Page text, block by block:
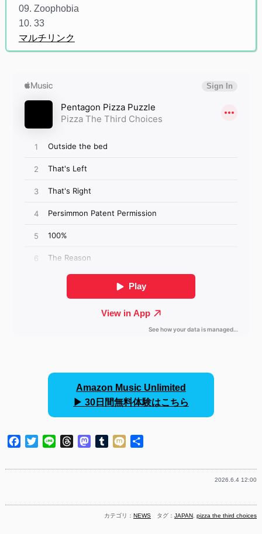
09. Zoophobia
10. 33
マルチリンク
Amazon Music Unlimited
▶︎ 30日間無料体験はこちら
Facebook
TwitterLine ThreadsMastodon
Tumblr
Mixi
2026.6.4 12:00
カテゴリ：NEWS タグ：JAPAN ,pizza the third choices